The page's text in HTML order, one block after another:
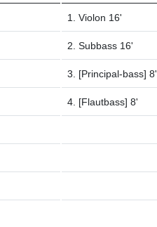
1. Violon 16'
2. Subbass 16'
3. [Principal-bass] 8'
4. [Flautbass] 8'